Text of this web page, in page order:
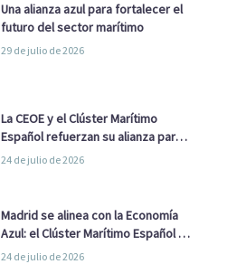
Una alianza azul para fortalecer el
futuro del sector marítimo
29 de julio de 2026
La CEOE y el Clúster Marítimo
Español refuerzan su alianza para
impulsar una estrategia Nacional
24 de julio de 2026
Madrid se alinea con la Economía
Azul: el Clúster Marítimo Español y
la Real Liga Naval avanzan alianzas
24 de julio de 2026